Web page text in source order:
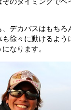
デカバスはもちろ
も徐々に動けるよう
なります。